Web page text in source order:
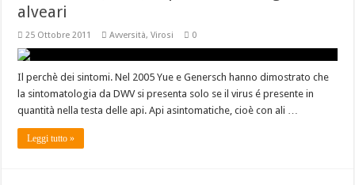
alveari
25 Ottobre 2011 Avversità,Virosi 0
Il perchè dei sintomi. Nel 2005 Yue e Genersch hanno dimostrato che
la sintomatologia da DWV si presenta solo se il virus é presente in
quantità nella testa delle api. Api asintomatiche, cioè con ali …
Leggi tutto »